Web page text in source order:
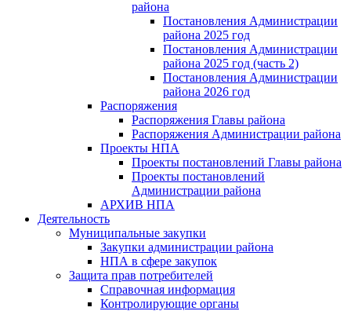
района
Постановления Администрации
района 2025 год
Постановления Администрации
района 2025 год (часть 2)
Постановления Администрации
района 2026 год
Распоряжения
Распоряжения Главы района
Распоряжения Администрации района
Проекты НПА
Проекты постановлений Главы района
Проекты постановлений
Администрации района
АРХИВ НПА
Деятельность
Муниципальные закупки
Закупки администрации района
НПА в сфере закупок
Защита прав потребителей
Справочная информация
Контролирующие органы